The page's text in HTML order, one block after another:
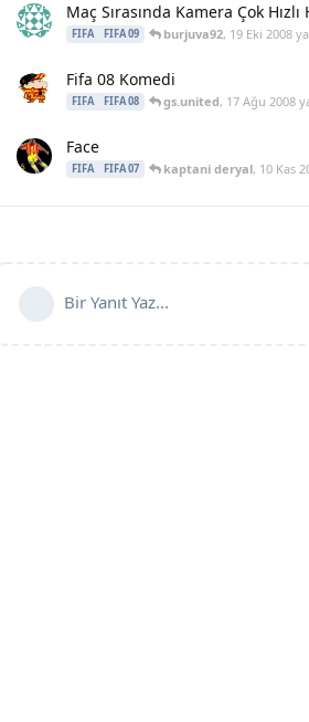
Maç Sırasında Kamera Çok
FIFA FIFA 09 burjuva92, 19 Eki 2008
Fifa 08 Komedi
FIFA FIFA 08 gs.united, 17 Ağu 2008
Face
FIFA FIFA 07 kaptani deryal, 10 Kas
Bir Yanıt Yaz...